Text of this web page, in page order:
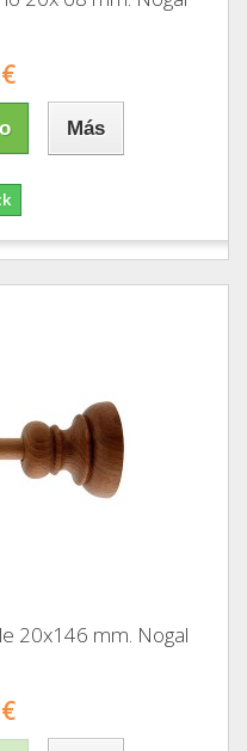
Más
20x146 mm. Nogal